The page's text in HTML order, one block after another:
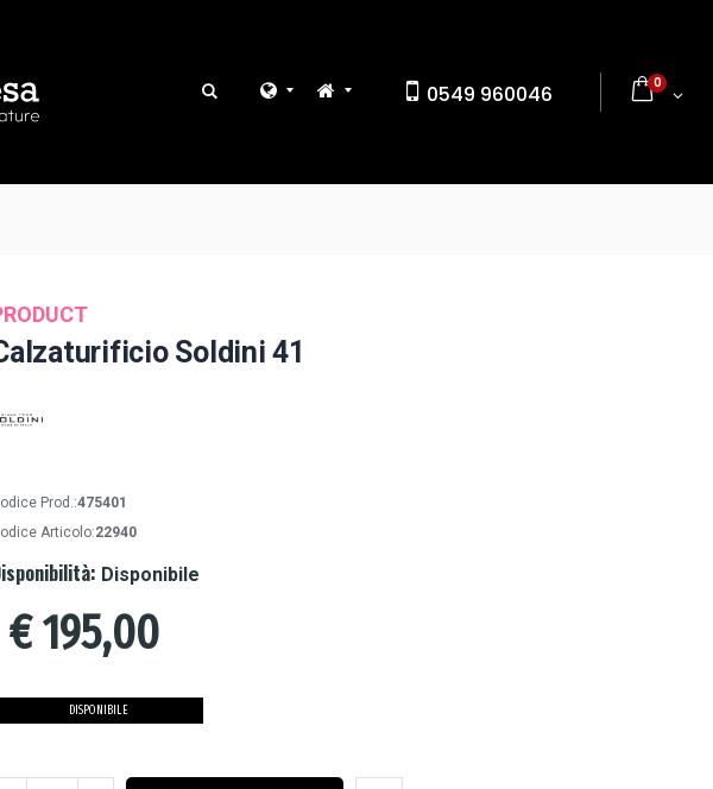
0549 960046 0
Soldini 41
Prod.:475401
Articolo:22940
Disponibile
€195,00
DISPONIBILE